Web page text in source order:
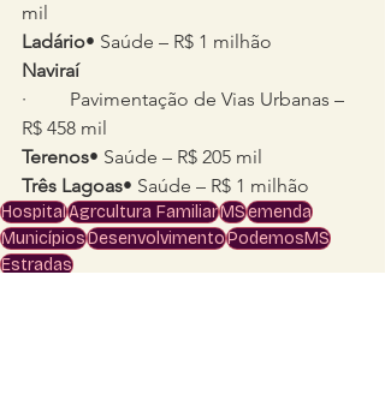
mil
Ladário• Saúde – R$ 1 milhão
Naviraí
·         Pavimentação de Vias Urbanas –
R$ 458 mil
Terenos• Saúde – R$ 205 mil
Três Lagoas• Saúde – R$ 1 milhão
HospitalAgrcultura FamiliarMSemenda
MunicípiosDesenvolvimentoPodemosMS
Estradas